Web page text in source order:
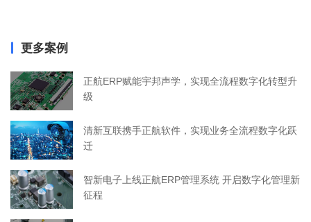
更多案例
正航ERP赋能宇邦声学，实现全流程数字化转型升
级
清新互联携手正航软件，实现业务全流程数字化跃
迁
智新电子上线正航ERP管理系统 开启数字化管理新
征程